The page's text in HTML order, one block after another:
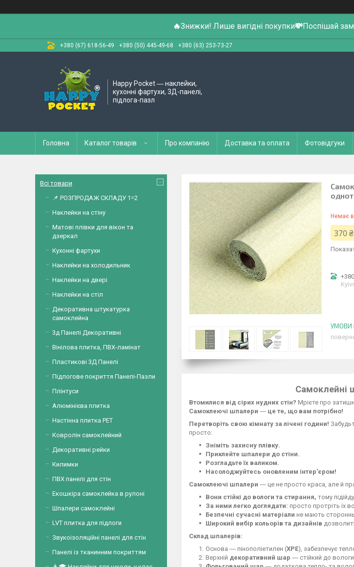
🔥Знижки! Лише вигідні покупки💸Поспішай
+380 (67) 618-56-49 +380 (50) 445-49-68 +380 (63) 253-73-27
Happy Pocket ― наклейки,
кухонні фартухи, 3Д-панелі,
підлога-пазл
Головна Каталог товарів Про компанію Доставка та оплата Фотовідгуки
Немає в
370 ₴
Самоклейні
Втомилися від сірих нудних стін? Мрієте про
Самоклеючі шпалери ― це те, що вам потрібно!
Перетворіть свою кімнату за лічені години!
просто:
Зніміть захисну плівку.
Приклейте шпалери до стіни.
Розгладьте їх валиком.
Насолоджуйтесь оновленим інтер'єром!
Самоклеючі шпалери ― це не просто краса, але й
Вони стійкі до вологи та стирання, тому
За ними легко доглядати: просто протріть їх
Безпечні сучасні матеріали не мають
Широкий вибір кольорів та дизайнів
Склад шпалерів:
Основа ― пінополіетилен (XPE), забезпечує
Верхній декоративний шар ― стійкий до
Всі товари
📌 РОЗПРОДАЖ СКЛАДУ 1=2
Наклейки на стіну
Матові плівки для вікон та
дзеркал
Кухонні фартухи
Наклейки на холодильник
Наклейки на двері
Наклейки на стіл
Декоративна штукатурка
самоклейна
3д Панелі Декоративні
Вінілова плитка, ПВХ-ламінат
Пластикові 3Д Панелі
Підлогове покриття Панелі-Пазли
Плінтуси
Алюмінієва плитка
Настінна плитка PET
Ковролін самоклейний
Декоративні рейки
Килимки
ПВХ панелі для стін
Екошкіра самоклейка в рулоні
Шпалери самоклейні
LVT плитка для підлоги
Звукоізоляційні панелі для стін
Панелі із тканинним покриттям